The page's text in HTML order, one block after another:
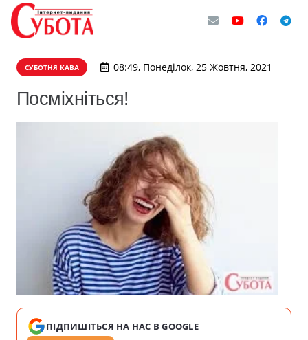
СУБОТНЯ КАВА 08:49, Понеділок, 25 Жовтня, 2021
Посміхніться!
ПІДПИШІТЬСЯ НА НАС В GOOGLE